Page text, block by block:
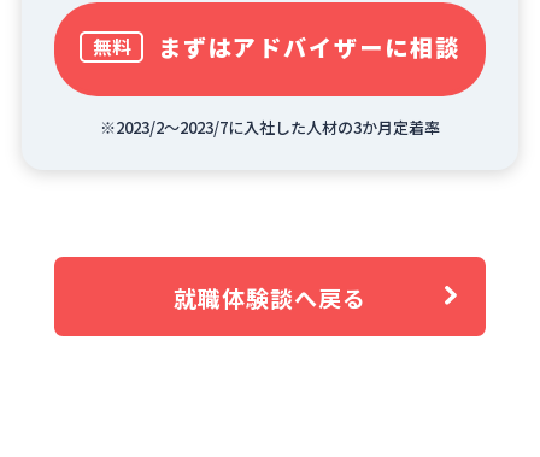
※2023/2～2023/7に入社した人材の3か月定着率
無料 まずはアドバイザーに相談
就職体験談へ戻る